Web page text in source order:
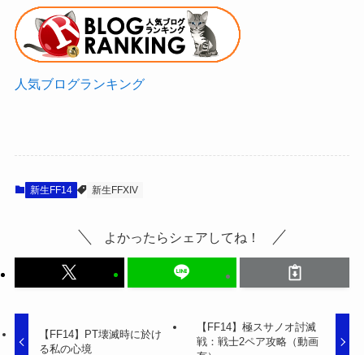
人気ブログランキング
新生FF14 新生FFXIV
よかったらシェアしてね！
【FF14】PT壊滅時に於け
る私の心境
【FF14】極スサノオ討滅
戦：戦士2ペア攻略（動画